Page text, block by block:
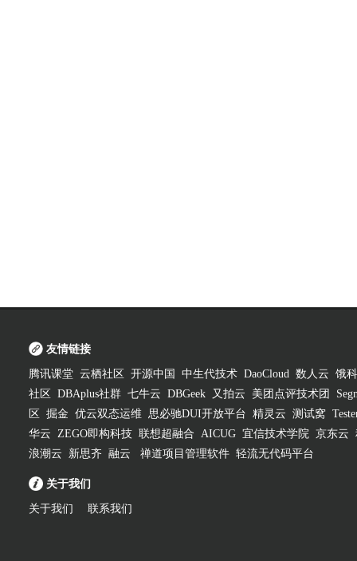
友情链接
腾讯课堂 云栖社区 开源中国 中生代技术 DaoCloud 数人云 饿
社区
DBAplus社群 七牛云 DBGeek 又拍云 美团点评技术团
区
掘金 优云双态运维 思必驰DUI开放平台 精灵云 测试窝
华云 ZEGO即构科技 联想超融合 AICUG 宜信技术学院 京东云
浪潮云
新思齐 融云 禅道项目管理软件 轻流无代码平台
关于我们
关于我们 联系我们